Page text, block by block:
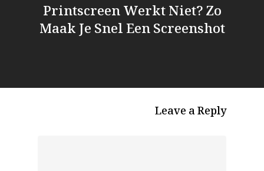
Printscreen Werkt Niet? Zo
Maak Je Snel Een Screenshot
Leave a Reply